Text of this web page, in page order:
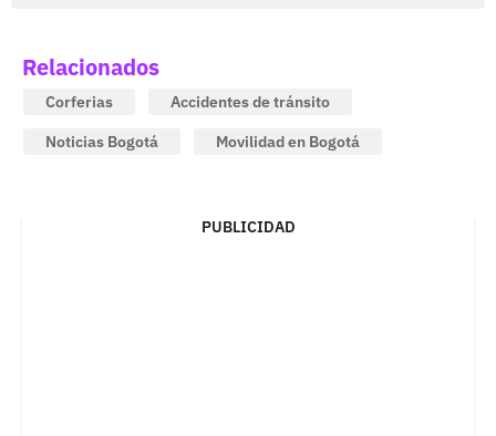
Relacionados
Corferias
Accidentes de tránsito
Noticias Bogotá
Movilidad en Bogotá
PUBLICIDAD